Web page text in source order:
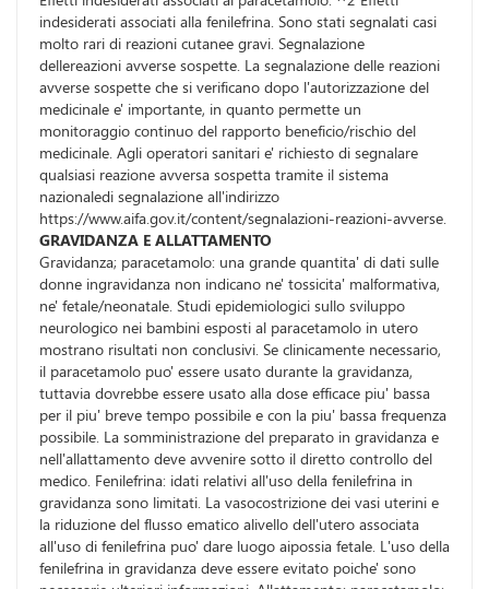
indesiderati associati alla fenilefrina. Sono stati segnalati casi
molto rari di reazioni cutanee gravi. Segnalazione
dellereazioni avverse sospette. La segnalazione delle reazioni
avverse sospette che si verificano dopo l'autorizzazione del
medicinale e' importante, in quanto permette un
monitoraggio continuo del rapporto beneficio/rischio del
medicinale. Agli operatori sanitari e' richiesto di segnalare
qualsiasi reazione avversa sospetta tramite il sistema
nazionaledi segnalazione all'indirizzo
https://www.aifa.gov.it/content/segnalazioni-reazioni-avverse.
GRAVIDANZA E ALLATTAMENTO
Gravidanza; paracetamolo: una grande quantita' di dati sulle
donne ingravidanza non indicano ne' tossicita' malformativa,
ne' fetale/neonatale. Studi epidemiologici sullo sviluppo
neurologico nei bambini esposti al paracetamolo in utero
mostrano risultati non conclusivi. Se clinicamente necessario,
il paracetamolo puo' essere usato durante la gravidanza,
tuttavia dovrebbe essere usato alla dose efficace piu' bassa
per il piu' breve tempo possibile e con la piu' bassa frequenza
possibile. La somministrazione del preparato in gravidanza e
nell'allattamento deve avvenire sotto il diretto controllo del
medico. Fenilefrina: idati relativi all'uso della fenilefrina in
gravidanza sono limitati. La vasocostrizione dei vasi uterini e
la riduzione del flusso ematico alivello dell'utero associata
all'uso di fenilefrina puo' dare luogo aipossia fetale. L'uso della
fenilefrina in gravidanza deve essere evitato poiche' sono